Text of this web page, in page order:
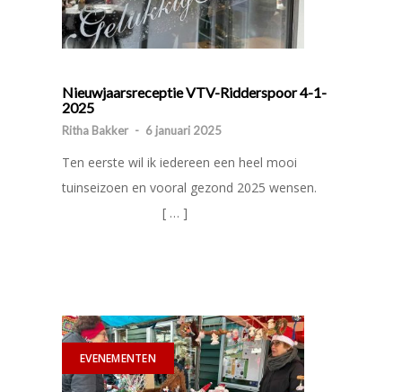
Nieuwjaarsreceptie VTV-Ridderspoor 4-1-
2025
Ritha Bakker - 6 januari 2025
Ten eerste wil ik iedereen een heel mooi
tuinseizoen en vooral gezond 2025 wensen.
[ … ]
EVENEMENTEN